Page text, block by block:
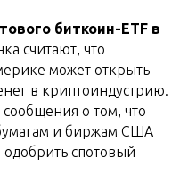
биткоин-ETF в
считают, что
может открыть
в криптоиндустрию.
сообщения о том, что
и биржам США
одобрить спотовый